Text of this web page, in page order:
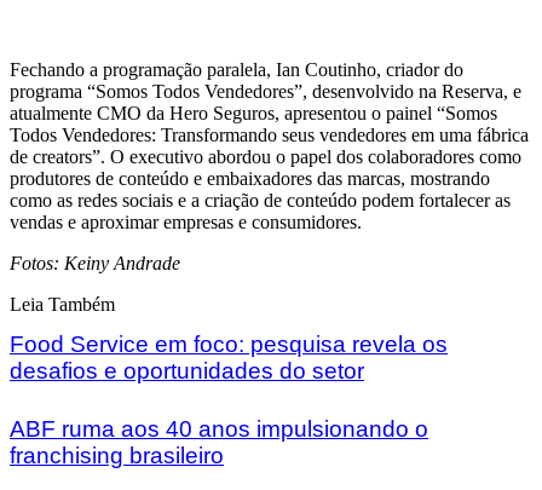
Fechando a programação paralela, Ian Coutinho, criador do
programa “Somos Todos Vendedores”, desenvolvido na Reserva, e
atualmente CMO da Hero Seguros, apresentou o painel “Somos
Todos Vendedores: Transformando seus vendedores em uma fábrica
de creators”. O executivo abordou o papel dos colaboradores como
produtores de conteúdo e embaixadores das marcas, mostrando
como as redes sociais e a criação de conteúdo podem fortalecer as
vendas e aproximar empresas e consumidores.
Fotos: Keiny Andrade
Leia Também
Food Service em foco: pesquisa revela os
desafios e oportunidades do setor
ABF ruma aos 40 anos impulsionando o
franchising brasileiro